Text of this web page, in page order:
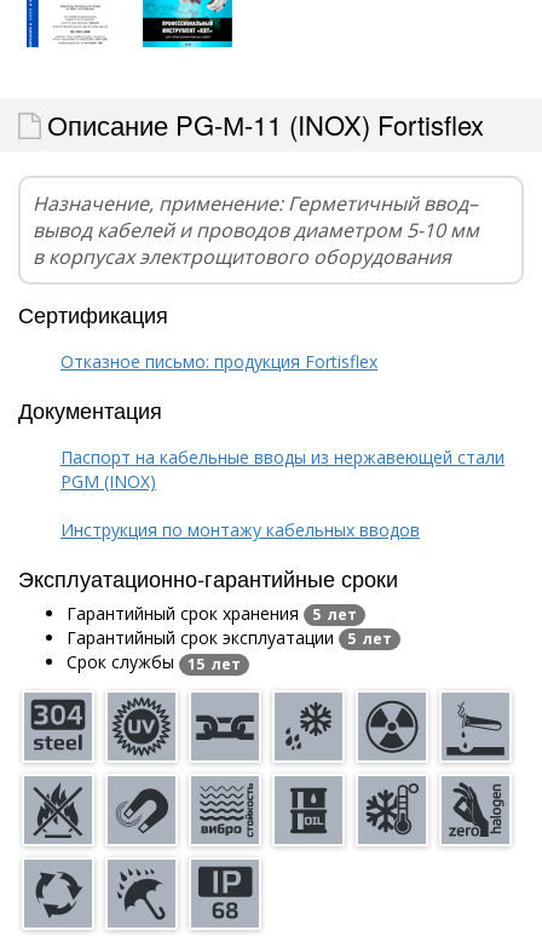
Описание PG-М-11 (INOX) Fortisflex
Назначение, применение: Герметичный ввод–
вывод кабелей и проводов диаметром 5-10 мм
в корпусах электрощитового оборудования
Сертификация
Отказное письмо: продукция Fortisflex
Документация
Паспорт на кабельные вводы из нержавеющей стали
PGM (INOX)
Инструкция по монтажу кабельных вводов
Эксплуатационно-гарантийные сроки
Гарантийный срок хранения 5 лет
Гарантийный срок эксплуатации 5 лет
Срок службы 15 лет